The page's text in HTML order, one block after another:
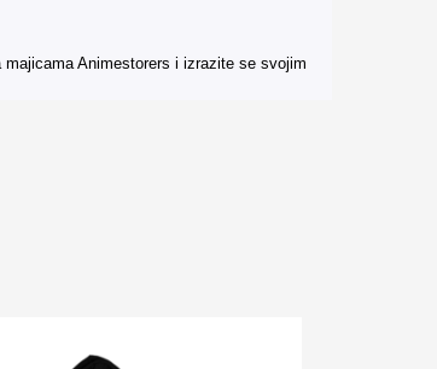
Animestorers i izrazite se svojim